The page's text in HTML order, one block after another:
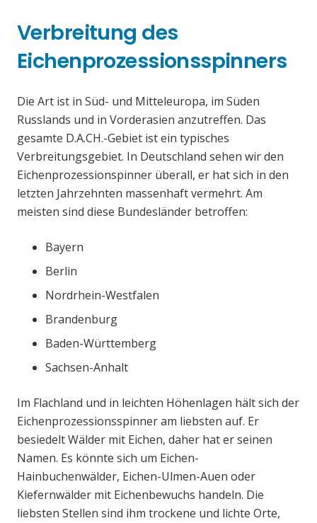
Verbreitung des
Eichenprozessionsspinners
Die Art ist in Süd- und Mitteleuropa, im Süden
Russlands und in Vorderasien anzutreffen. Das
gesamte D.A.CH.-Gebiet ist ein typisches
Verbreitungsgebiet. In Deutschland sehen wir den
Eichenprozessionspinner überall, er hat sich in den
letzten Jahrzehnten massenhaft vermehrt. Am
meisten sind diese Bundesländer betroffen:
Bayern
Berlin
Nordrhein-Westfalen
Brandenburg
Baden-Württemberg
Sachsen-Anhalt
Im Flachland und in leichten Höhenlagen hält sich der
Eichenprozessionsspinner am liebsten auf. Er
besiedelt Wälder mit Eichen, daher hat er seinen
Namen. Es könnte sich um Eichen-
Hainbuchenwälder, Eichen-Ulmen-Auen oder
Kiefernwälder mit Eichenbewuchs handeln. Die
liebsten Stellen sind ihm trockene und lichte Orte,